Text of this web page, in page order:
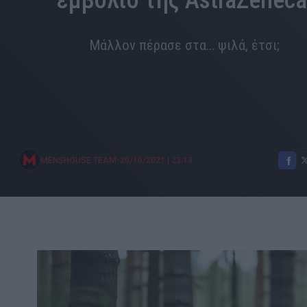
Μάλλον πέρασε στα... ψιλά, έτσι;
MENSHOUSE TEAM 20/10/2021 | 23:13